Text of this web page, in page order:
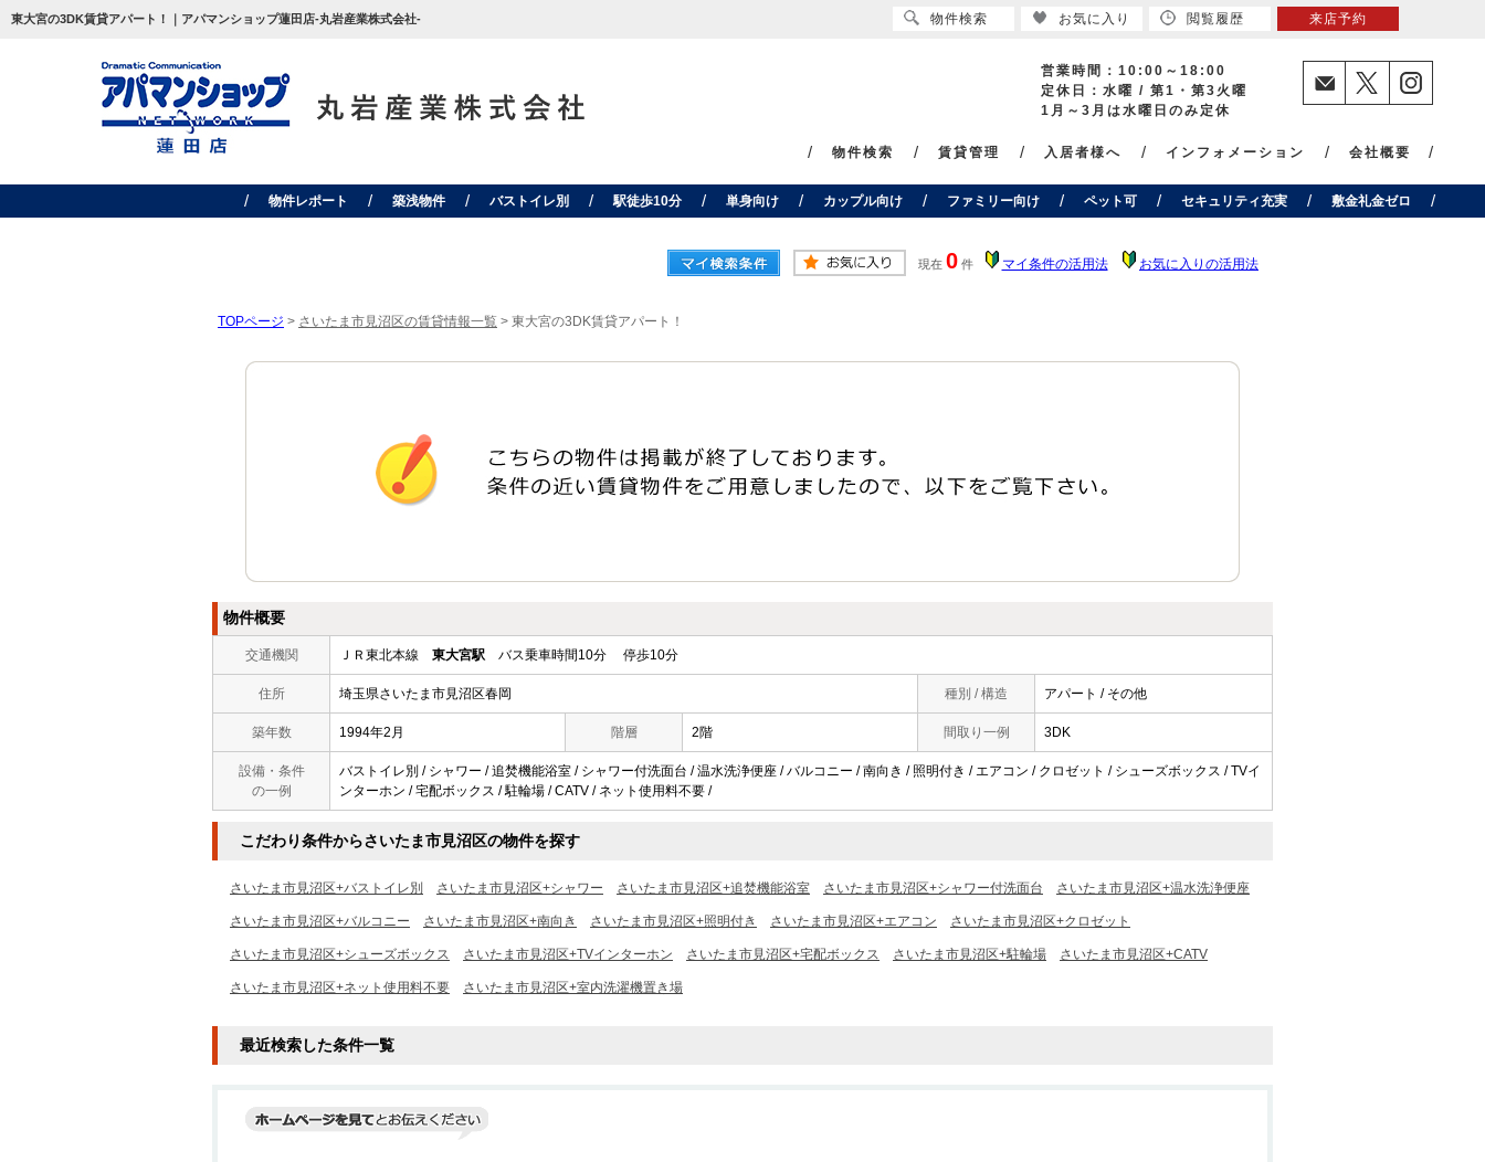
東大宮の3DK賃貸アパート！｜アパマンショップ蓮田店-丸岩産業株式会社-
営業時間：10:00～18:00
定休日：水曜 / 第1・第3火曜
1月～3月は水曜日のみ定休
物件検索 賃貸管理 入居者様へ インフォメーション 会社概要
物件レポート 築浅物件 バストイレ別 駅徒歩10分 単身向け カップル向け ファミリー向け ペット可 セキュリティ充実 敷金礼金ゼロ
現在 0 件 マイ条件の活用法 お気に入りの活用法
TOPページ > さいたま市見沼区の賃貸情報一覧 > 東大宮の3DK賃貸アパート！
物件概要
交通機関 ＪＲ東北本線 東大宮駅 バス乗車時間10分 停歩10分
住所 埼玉県さいたま市見沼区春岡 種別 / 構造 アパート / その他
築年数 1994年2月 階層 2階 間取り一例 3DK
設備・条件
の一例
バストイレ別 / シャワー / 追焚機能浴室 / シャワー付洗面台 / 温水洗浄便座 / バルコニー / 南向き / 照明付き / エアコン / クロゼット / シューズボックス / TVイ
ンターホン / 宅配ボックス / 駐輪場 / CATV / ネット使用料不要 /
こだわり条件からさいたま市見沼区の物件を探す
さいたま市見沼区+バストイレ別 さいたま市見沼区+シャワー さいたま市見沼区+追焚機能浴室 さいたま市見沼区+シャワー付洗面台 さいたま市見沼区+温水洗浄便座
さいたま市見沼区+バルコニー さいたま市見沼区+南向き さいたま市見沼区+照明付き さいたま市見沼区+エアコン さいたま市見沼区+クロゼット
さいたま市見沼区+シューズボックス さいたま市見沼区+TVインターホン さいたま市見沼区+宅配ボックス さいたま市見沼区+駐輪場 さいたま市見沼区+CATV
さいたま市見沼区+ネット使用料不要 さいたま市見沼区+室内洗濯機置き場
最近検索した条件一覧
物件検索 お気に入り 閲覧履歴 来店予約